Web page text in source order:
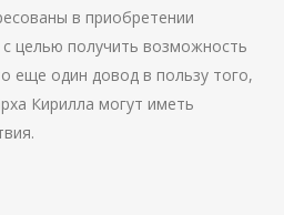
в приобретении
с целью получить возможность
еще один довод в пользу того,
Кирилла могут иметь